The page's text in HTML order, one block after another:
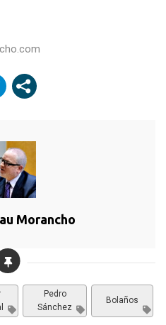
Morancho
Bolaños
Pedro
Sánchez